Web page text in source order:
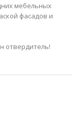
мебельных
фасадов и
отвердитель!